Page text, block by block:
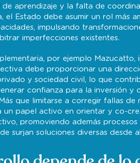
aprendizaje y la falta de
el Estado debe asumir un rol más
impulsando
imperfecciones existentes.
por ejemplo Mazucatto,
debe proporcionar una
y sociedad civil, lo que
confianza para la inversión y
que limitarse a corregir fallas de
un papel activo en orientar y co-
promoviendo además
surjan soluciones diversas desde